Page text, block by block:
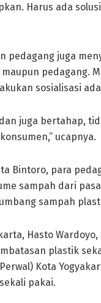
Harus ada
pedagang juga
pedagang.
sosialisasi
dan juga bertahap,
ucapnya.
Bintoro, para
sampah dari
sampah
Hasto
plastik
Kota
pakai.